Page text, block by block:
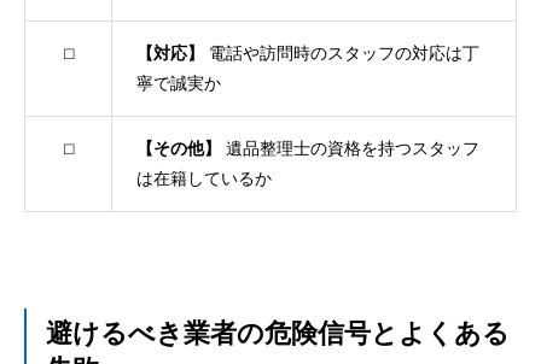
⬜︎ 【対応】
電話や訪問時のスタッフの対応は丁
寧で誠実か
⬜︎ 【その他】
遺品整理士の資格を持つスタッフ
は在籍しているか
避けるべき業者の危険信号とよくある